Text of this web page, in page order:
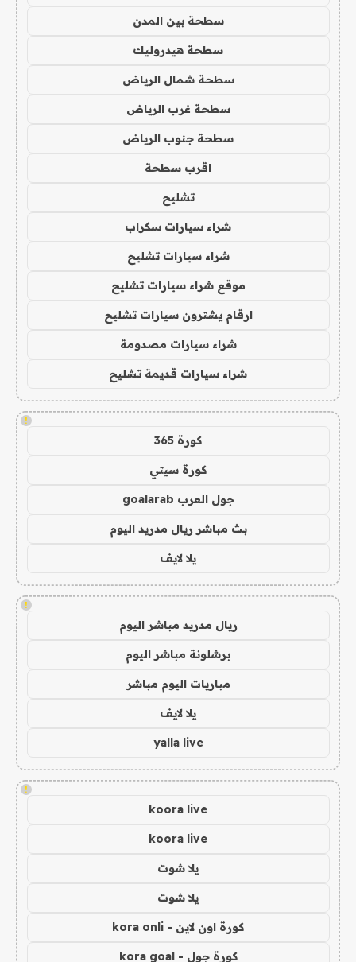
سطحة بين المدن
سطحة هيدروليك
سطحة شمال الرياض
سطحة غرب الرياض
سطحة جنوب الرياض
اقرب سطحة
تشليح
شراء سيارات سكراب
شراء سيارات تشليح
موقع شراء سيارات تشليح
ارقام يشترون سيارات تشليح
شراء سيارات مصدومة
شراء سيارات قديمة تشليح
!
كورة 365
كورة سيتي
جول العرب goalarab
بث مباشر ريال مدريد اليوم
يلا لايف
!
ريال مدريد مباشر اليوم
برشلونة مباشر اليوم
مباريات اليوم مباشر
يلا لايف
yalla live
!
koora live
koora live
يلا شوت
يلا شوت
كورة اون لاين - kora onli
كورة جول - kora goal